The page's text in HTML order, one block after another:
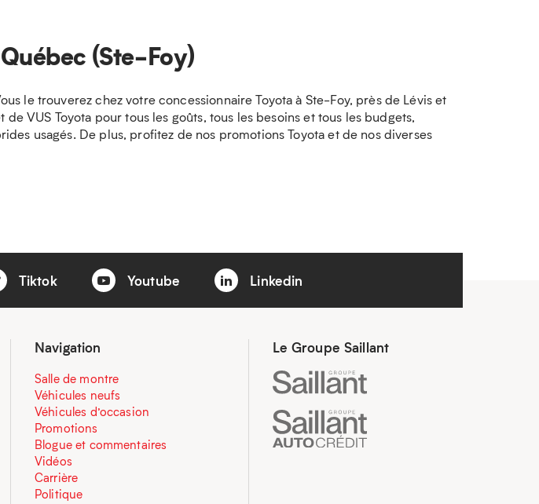
(Ste-Foy)
le trouverez chez votre concessionnaire Toyota à Ste-Foy, près de Lévis et
VUS Toyota pour tous les goûts, tous les besoins et tous les budgets,
usagés. De plus, profitez de nos promotions Toyota et de nos diverses
Tiktok Youtube Linkedin
Navigation
Salle de montre
Véhicules neufs
Véhicules d’occasion
Promotions
Blogue et commentaires
Vidéos
Carrière
Politique
Le Groupe Saillant